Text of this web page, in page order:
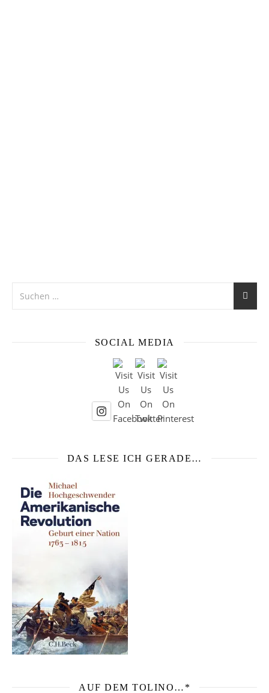
SOCIAL MEDIA
DAS LESE ICH GERADE…
AUF DEM TOLINO…*